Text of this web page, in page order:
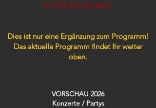
VORSCHAU
Dies ist nur eine Ergänzung zum Programm!
Das aktuelle Programm findet Ihr weiter
oben.
VORSCHAU 2026
Konzerte / Partys​